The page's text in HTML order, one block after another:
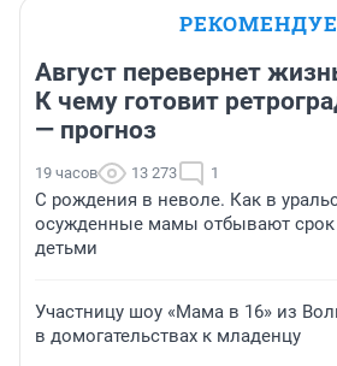
Август перевернет
К чему готовит
— прогноз
19 часов 13 273 1
С рождения в неволе. Как в
осужденные мамы отбывают срок
детьми
Участницу шоу «Мама в 16» из
в домогательствах к младенцу